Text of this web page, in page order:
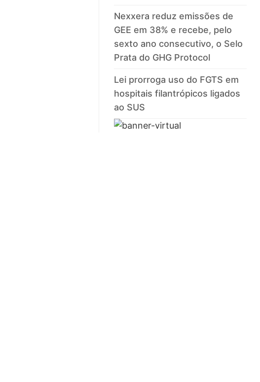
Nexxera reduz emissões de
GEE em 38% e recebe, pelo
sexto ano consecutivo, o Selo
Prata do GHG Protocol
Lei prorroga uso do FGTS em
hospitais filantrópicos ligados
ao SUS